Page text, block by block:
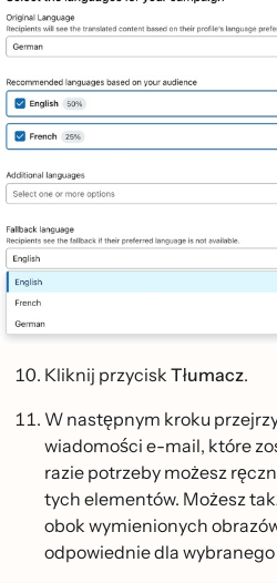
Kliknij przycisk Tłumacz.
W następnym kroku
wiadomości e-mail, które
razie potrzeby możesz
tych elementów. Możesz
obok wymienionych
odpowiednie dla wybranego